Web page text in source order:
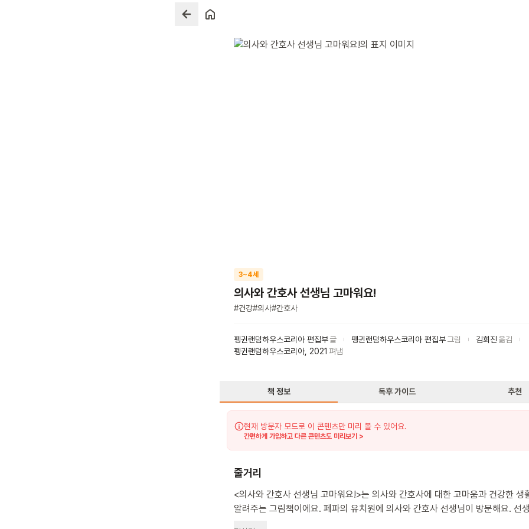
3~4세
의사와 간호사 선생님 고마워요!
#건강#의사#간호사
펭귄랜덤하우스코리아 편집부글 펭귄랜덤하우스코리아 편집부그림 김희진 옮김
펭귄랜덤하우스코리아 2021 펴냄
책 정보 독후 가이드 추천
현재 방문자 모드로 이 콘텐츠만 미리 볼 수 있어요.
간편하게 가입하고 다른 콘텐츠도 미리보기 >
줄거리
<의사와 간호사 선생님 고마워요!>는 의사와 간호사에 대한 고마움과 건강한 생
알려주는 그림책이에요. 페파의 유치원에 의사와 간호사 선생님이 방문해요. 선생님들은